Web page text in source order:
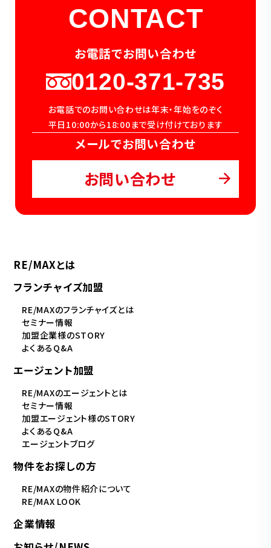
CONTACT
お電話でお問い合わせ
0120-371-735
お電話でのお問い合わせは年末・年始をのぞく
平日10:00から18:00まで受け付けております
メールでお問い合わせ
お問い合わせ
RE/MAXとは
フランチャイズ加盟
RE/MAXのフランチャイズとは
セミナー情報
加盟企業様のSTORY
よくあるQ&A
エージェント加盟
RE/MAXのエージェントとは
セミナー情報
加盟エージェント様のSTORY
よくあるQ&A
エージェントブログ
物件をお探しの方
RE/MAXの物件紹介について
RE/MAX LOOK
企業情報